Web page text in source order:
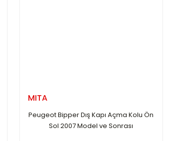
MITA
Peugeot Bipper Dış Kapı Açma Kolu Ön
Sol 2007 Model ve Sonrası